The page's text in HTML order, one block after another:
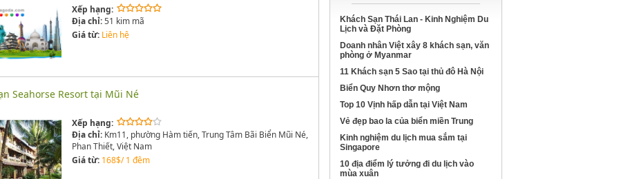
Xếp hạng:
Địa chỉ:51 kim mã
Giá từ: Liên hệ
Seahorse Resort tại Mũi Né
Xếp hạng:
Địa chỉ:Km11, phường Hàm tiến, Trung Tâm Bãi Biển Mũi Né,
Phan Thiết, Việt Nam
Giá từ: 168$/ 1 đêm
Khách Sạn Thái Lan - Kinh Nghiệm Du
Lịch và Đặt Phòng
Doanh nhân Việt xây 8 khách sạn, văn
phòng ở Myanmar
11 Khách sạn 5 Sao tại thủ đô Hà Nội
Biển Quy Nhơn thơ mộng
Top 10 Vịnh hấp dẫn tại Việt Nam
Vẻ đẹp bao la của biển miền Trung
Kinh nghiệm du lịch mua sắm tại
Singapore
10 địa điểm lý tưởng đi du lịch vào
mùa xuân